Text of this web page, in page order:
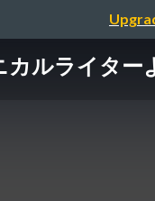
カルライター